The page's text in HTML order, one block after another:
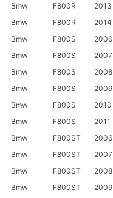
Bmw
F800R 2013
Bmw
F800R 2014
Bmw
F800S 2006
Bmw
F800S 2007
Bmw
F800S 2008
Bmw
F800S 2009
Bmw
F800S 2010
Bmw
F800S 2011
Bmw
F800ST 2006
Bmw
F800ST 2007
Bmw
F800ST 2008
Bmw
F800ST 2009